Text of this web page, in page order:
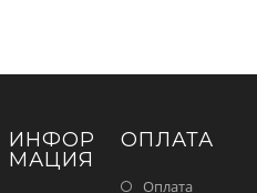
ИНФОР
МАЦИЯ
ОПЛАТА
Оплата